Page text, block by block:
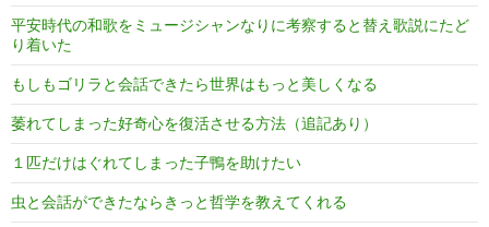
平安時代の和歌をミュージシャンなりに考察すると替え歌説にたど
り着いた
もしもゴリラと会話できたら世界はもっと美しくなる
萎れてしまった好奇心を復活させる方法（追記あり）
１匹だけはぐれてしまった子鴨を助けたい
虫と会話ができたならきっと哲学を教えてくれる